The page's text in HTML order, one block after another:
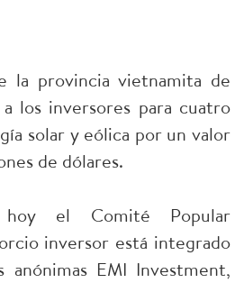
la provincia vietnamita de
los inversores para cuatro
solar y eólica por un valor
de dólares.
hoy el Comité Popular
inversor está integrado
anónimas EMI Investment,